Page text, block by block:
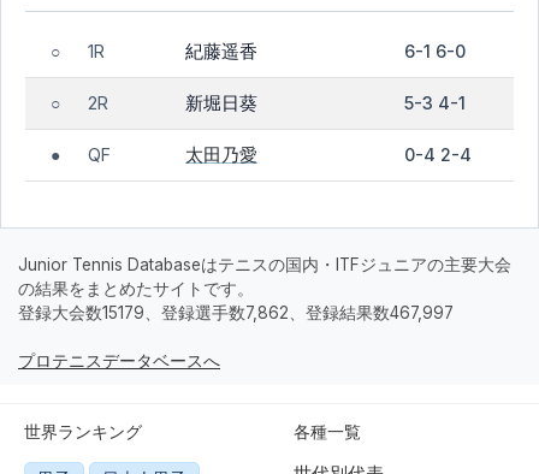
○ 1R 紀藤遥香 6-1 6-0
○ 2R 新堀日葵 5-3 4-1
● QF 太田乃愛 0-4 2-4
Junior Tennis Databaseはテニスの国内・ITFジュニアの主要大会
の結果をまとめたサイトです。
登録大会数15179、登録選手数7,862、登録結果数467,997
プロテニスデータベースへ
世界ランキング 各種一覧